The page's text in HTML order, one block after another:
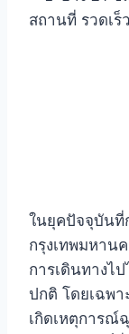
ในยุคปัจจุบันที่
กรุงเทพมหาน
การเดินทางไ
ปกติ โดยเฉพา
เกิดเหตุการณ์